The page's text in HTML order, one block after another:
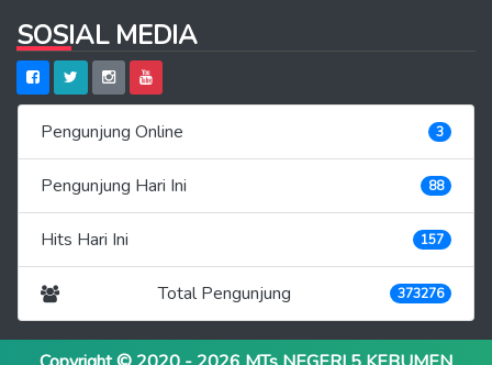
SOSIAL MEDIA
Pengunjung Online 3
Pengunjung Hari Ini 88
Hits Hari Ini 157
Total Pengunjung 373276